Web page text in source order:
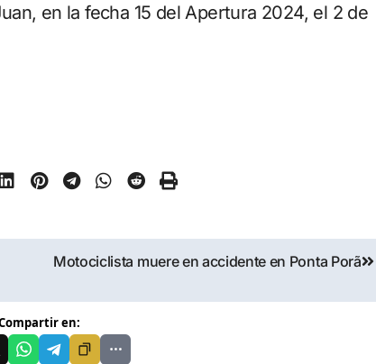
en la fecha 15 del Apertura 2024, el 2 de
Motociclista muere en accidente en Ponta Porã
en: